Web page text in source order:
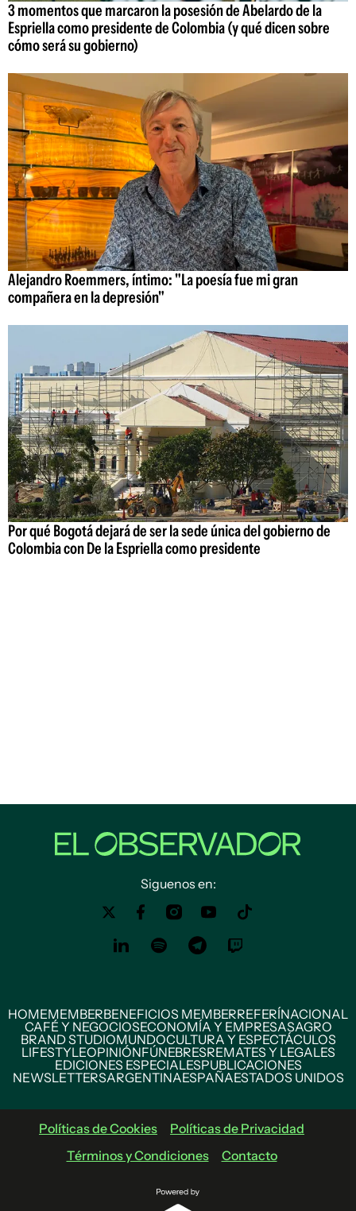
3 momentos que marcaron la posesión de Abelardo de la
Espriella como presidente de Colombia (y qué dicen sobre
cómo será su gobierno)
Alejandro Roemmers, íntimo: "La poesía fue mi gran
compañera en la depresión"
Por qué Bogotá dejará de ser la sede única del gobierno de
Colombia con De la Espriella como presidente
Siguenos en:
HOMEMEMBERBENEFICIOS MEMBERREFERÍNACIONAL
CAFÉ Y NEGOCIOSECONOMÍA Y EMPRESASAGRO
BRAND STUDIOMUNDOCULTURA Y ESPECTÁCULOS
LIFESTYLEOPINIÓNFÚNEBRESREMATES Y LEGALES
EDICIONES ESPECIALESPUBLICACIONES
NEWSLETTERSARGENTINAESPAÑAESTADOS UNIDOS
Políticas de Cookies
Políticas de Privacidad
Términos y Condiciones
Contacto